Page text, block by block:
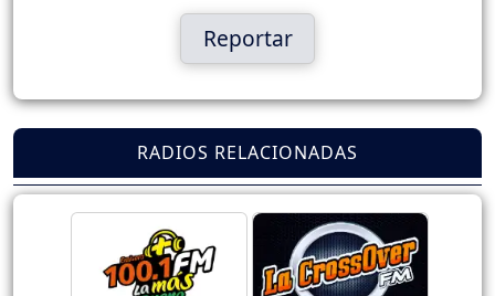
Reportar
RADIOS RELACIONADAS